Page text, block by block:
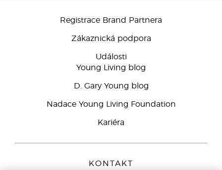
Registrace Brand Partnera
Zákaznická podpora
Události
Young Living blog
D. Gary Young blog
Nadace Young Living Foundation
Kariéra
KONTAKT